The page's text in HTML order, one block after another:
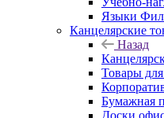
Языки
Канцелярские
Назад
Товары
Бумажная
Доски